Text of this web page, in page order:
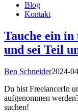
Blog
Kontakt
Tauche ein in
und sei Teil
Ben Schneider2024-
Du bist FreelancerIn
aufgenommen
suchen!